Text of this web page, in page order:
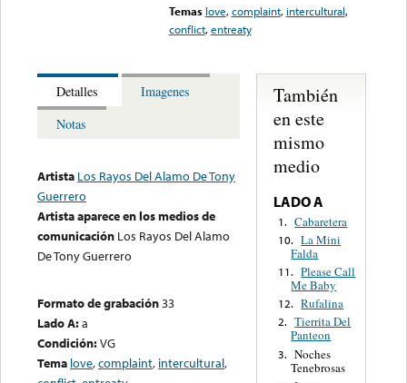
Temas love,complaint, intercultural,
conflict,entreaty
Detalles
Imagenes
Notas
Artista Los Rayos Del Alamo De Tony
Guerrero
Artista aparece en los medios de
comunicación Los Rayos Del Alamo
De Tony Guerrero
Formato de grabación33
Lado A:a
Condición:VG
Tema love,complaint, intercultural,
También
en este
mismo
medio
LADO A
1. Cabaretera
10. La Mini
Falda
11. Please Call
Me Baby
12. Rufalina
2. Tierrita Del
Panteon
3. Noches
Tenebrosas